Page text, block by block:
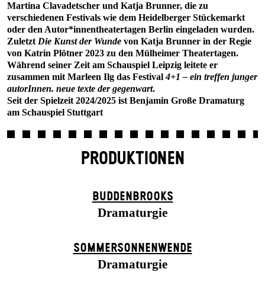
Martina Clavadetscher und Katja Brunner, die zu
verschiedenen Festivals wie dem Heidelberger Stückemarkt
oder den Autor*innentheatertagen Berlin eingeladen wurden.
Zuletzt Die Kunst der Wunde von Katja Brunner in der Regie
von Katrin Plötner 2023 zu den Mülheimer Theatertagen.
Während seiner Zeit am Schauspiel Leipzig leitete er
zusammen mit Marleen Ilg das Festival4+1 – ein treffen junger
autorInnen. neue texte der gegenwart.
Seit der Spielzeit 2024/2025 ist Benjamin Große Dramaturg
am Schauspiel Stuttgart
PRODUKTIONEN
BUDDENBROOKS
Dramaturgie
SOMMER­SONNEN­WENDE
Dramaturgie